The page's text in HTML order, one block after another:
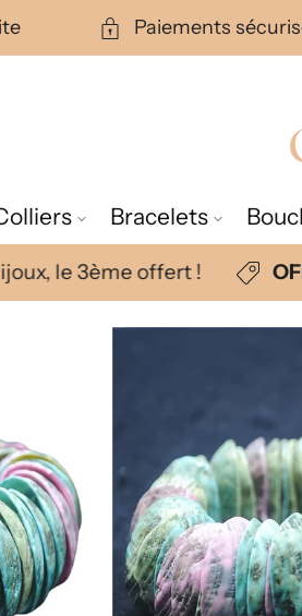
Paiements
Bracelets
le 3ème offert !